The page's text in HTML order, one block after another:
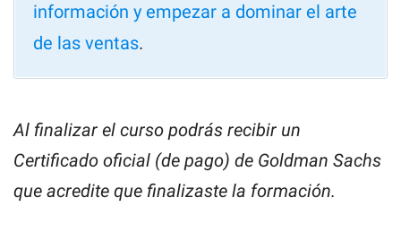
información y empezar a dominar el arte
de las ventas.
Al finalizar el curso podrás recibir un
Certificado oficial (de pago) de Goldman Sachs
que acredite que finalizaste la formación.